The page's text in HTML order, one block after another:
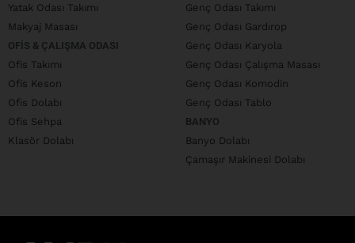
Yatak Odası Takımı
Makyaj Masası
OFIS & ÇALIŞMA ODASI
Ofis Takımı
Ofis Keson
Ofis Dolabı
Ofis Sehpa
Klasör Dolabı
Genç Odası Takımı
Genç Odası Gardırop
Genç Odası Karyola
Genç Odası Çalışma Masası
Genç Odası Komodin
Genç Odası Tablo
BANYO
Banyo Dolabı
Çamaşır Makinesi Dolabı